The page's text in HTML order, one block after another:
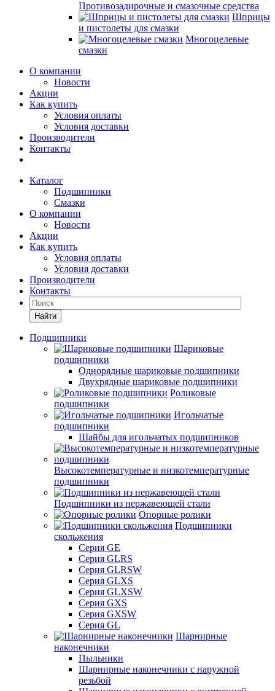
Противозадирочные и смазочные средства
Шприцы
и пистолеты для смазки
Многоцелевые
смазки
О компании
Новости
Акции
Как купить
Условия оплаты
Условия доставки
Производители
Контакты
Каталог
Подшипники
Смазки
О компании
Новости
Акции
Как купить
Условия оплаты
Условия доставки
Производители
Контакты
Найти
Подшипники
Шариковые
подшипники
Однорядные шариковые подшипники
Двухрядные шариковые подшипники
Роликовые
подшипники
Игольчатые
подшипники
Шайбы для игольчатых подшипников
Высокотемпературные и низкотемпературные
подшипники
Подшипники из нержавеющей стали
Опорные ролики
Подшипники
скольжения
Серия GE
Серия GLRS
Серия GLRSW
Серия GLXS
Серия GLXSW
Серия GXS
Серия GXSW
Серия GL
Шарнирные
наконечники
Пыльники
Шарнирные наконечники с наружной
резьбой